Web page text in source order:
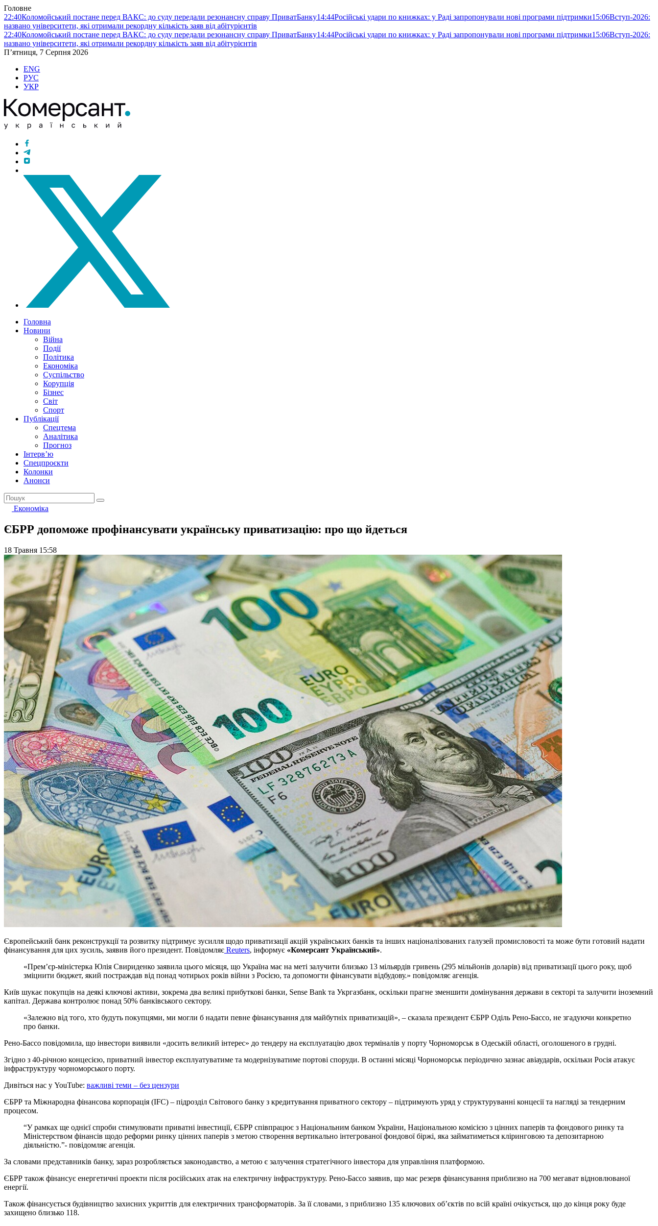
Головне
22:40Коломойський постане перед ВАКС: до суду передали резонансну справу ПриватБанку14:44Російські удари по книжках: у Раді запропонували нові програми підтримки15:06Вступ-2026:
названо університети, які отримали рекордну кількість заяв від абітурієнтів
22:40Коломойський постане перед ВАКС: до суду передали резонансну справу ПриватБанку14:44Російські удари по книжках: у Раді запропонували нові програми підтримки15:06Вступ-2026:
названо університети, які отримали рекордну кількість заяв від абітурієнтів
П’ятниця, 7 Серпня 2026
ENG
РУС
УКР
Головна
Новини
Війна
Події
Політика
Економіка
Суспільство
Корупція
Бізнес
Світ
Спорт
Публікації
Спецтема
Аналітика
Прогноз
Інтерв’ю
Спецпроєкти
Колонки
Анонси
Економіка
ЄБРР допоможе профінансувати українську приватизацію: про що йдеться
18 Травня 15:58
Європейський банк реконструкції та розвитку підтримує зусилля щодо приватизації акцій українських банків та інших націоналізованих галузей промисловості та може бути готовий надати
фінансування для цих зусиль, заявив його президент. Повідомляє Reuters, інформує «Комерсант Український».
«Прем’єр-міністерка Юлія Свириденко заявила цього місяця, що Україна має на меті залучити близько 13 мільярдів гривень (295 мільйонів доларів) від приватизації цього року, щоб
зміцнити бюджет, який постраждав від понад чотирьох років війни з Росією, та допомогти фінансувати відбудову.» повідомляє агенція.
Київ шукає покупців на деякі ключові активи, зокрема два великі прибуткові банки, Sense Bank та Укргазбанк, оскільки прагне зменшити домінування держави в секторі та залучити іноземний
капітал. Держава контролює понад 50% банківського сектору.
«Залежно від того, хто будуть покупцями, ми могли б надати певне фінансування для майбутніх приватизацій», – сказала президент ЄБРР Оділь Рено-Бассо, не згадуючи конкретно
про банки.
Рено-Бассо повідомила, що інвестори виявили «досить великий інтерес» до тендеру на експлуатацію двох терміналів у порту Чорноморськ в Одеській області, оголошеного в грудні.
Згідно з 40-річною концесією, приватний інвестор експлуатуватиме та модернізуватиме портові споруди. В останні місяці Чорноморськ періодично зазнає авіаударів, оскільки Росія атакує
інфраструктуру чорноморського порту.
Дивіться нас у YouTube: важливі теми – без цензури
ЄБРР та Міжнародна фінансова корпорація (IFC) – підрозділ Світового банку з кредитування приватного сектору – підтримують уряд у структуруванні концесії та нагляді за тендерним
процесом.
“У рамках ще однієї спроби стимулювати приватні інвестиції, ЄБРР співпрацює з Національним банком України, Національною комісією з цінних паперів та фондового ринку та
Міністерством фінансів щодо реформи ринку цінних паперів з метою створення вертикально інтегрованої фондової біржі, яка займатиметься кліринговою та депозитарною
діяльністю.”- повідомляє агенція.
За словами представників банку, зараз розробляється законодавство, а метою є залучення стратегічного інвестора для управління платформою.
ЄБРР також фінансує енергетичні проекти після російських атак на електричну інфраструктуру. Рено-Бассо заявив, що має резерв фінансування приблизно на 700 мегават відновлюваної
енергії.
Також фінансується будівництво захисних укриттів для електричних трансформаторів. За її словами, з приблизно 135 ключових об’єктів по всій країні очікується, що до кінця року буде
захищено близько 118.